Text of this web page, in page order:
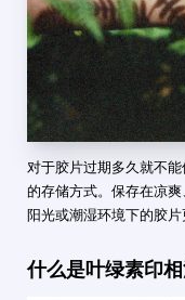
对于胶片过期多久就不
的存储方式。保存在凉爽
阳光或潮湿环境下的胶片
什么是叶绿素印相